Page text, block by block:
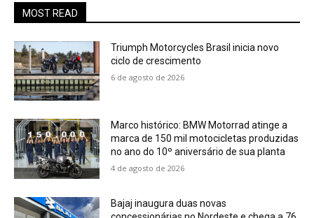
MOST READ
Triumph Motorcycles Brasil inicia novo
ciclo de crescimento
6 de agosto de 2026
Marco histórico: BMW Motorrad atinge a
marca de 150 mil motocicletas produzidas
no ano do 10º aniversário de sua planta
4 de agosto de 2026
Bajaj inaugura duas novas